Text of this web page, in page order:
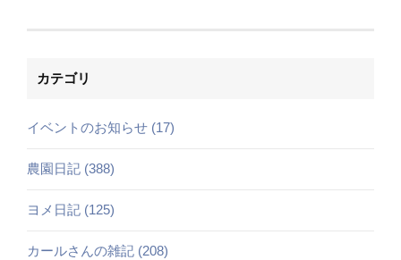
カテゴリ
イベントのお知らせ (17)
農園日記 (388)
ヨメ日記 (125)
カールさんの雑記 (208)